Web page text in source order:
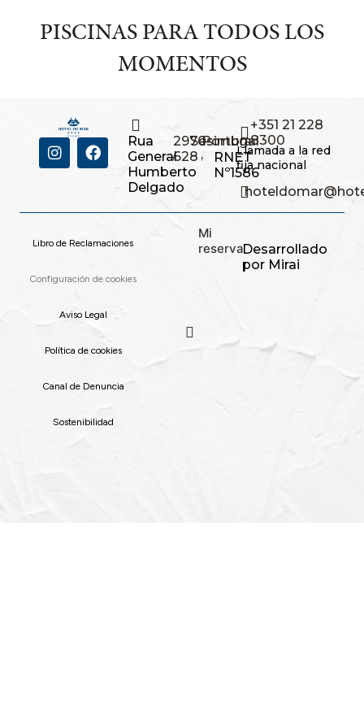
PISCINAS PARA TODOS LOS
MOMENTOS
Rua
General
Humberto
Delgado
,
2970-
628
Sesimbra
,
Portugal
RNET
Nº1586
+351 21 228
8300
Llamada a la red
fija nacional
Libro de Reclamaciones
Configuración de cookies
Aviso Legal
Política de cookies
Canal de Denuncia
Sostenibilidad
Mi
reservaDesarrollado
por Mirai